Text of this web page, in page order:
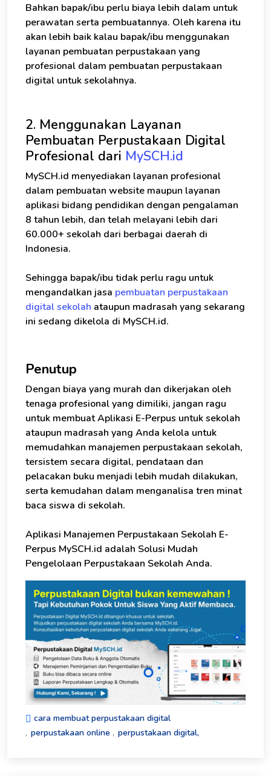
Bahkan bapak/ibu perlu biaya lebih dalam untuk
perawatan serta pembuatannya. Oleh karena itu
akan lebih baik kalau bapak/ibu menggunakan
layanan pembuatan perpustakaan yang
profesional dalam pembuatan perpustakaan
digital untuk sekolahnya.
2. Menggunakan Layanan
Pembuatan Perpustakaan Digital
Profesional dari MySCH.id
MySCH.id menyediakan layanan profesional
dalam pembuatan website maupun layanan
aplikasi bidang pendidikan dengan pengalaman
8 tahun lebih, dan telah melayani lebih dari
60.000+ sekolah dari berbagai daerah di
Indonesia.
Sehingga bapak/ibu tidak perlu ragu untuk
mengandalkan jasa pembuatan perpustakaan
digital sekolah ataupun madrasah yang sekarang
ini sedang dikelola di MySCH.id.
Penutup
Dengan biaya yang murah dan dikerjakan oleh
tenaga profesional yang dimiliki, jangan ragu
untuk membuat Aplikasi E-Perpus untuk sekolah
ataupun madrasah yang Anda kelola untuk
memudahkan manajemen perpustakaan sekolah,
tersistem secara digital, pendataan dan
pelacakan buku menjadi lebih mudah dilakukan,
serta kemudahan dalam menganalisa tren minat
baca siswa di sekolah.
Aplikasi Manajemen Perpustakaan Sekolah E-
Perpus MySCH.id adalah Solusi Mudah
Pengelolaan Perpustakaan Sekolah Anda.
cara membuat perpustakaan digital
perpustakaan online
perpustakaan digital,
Konsultasi Gratis - Kami siap membantu.
Saya Tertarik - Bantu Kami Segera